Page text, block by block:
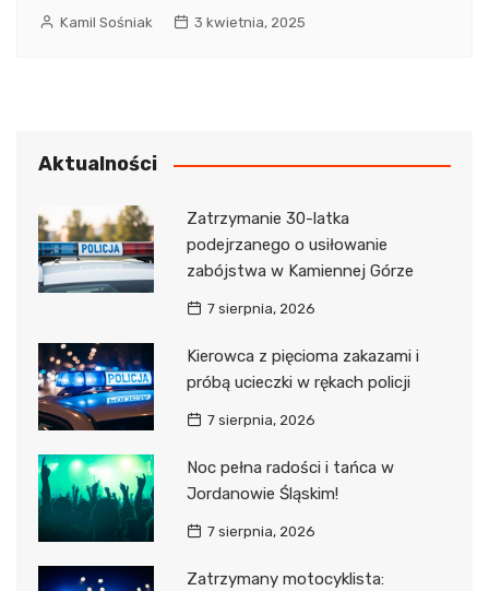
Kamil Sośniak 3 kwietnia, 2025
Aktualności
Zatrzymanie 30-latka
podejrzanego o usiłowanie
zabójstwa w Kamiennej Górze
7 sierpnia, 2026
Kierowca z pięcioma zakazami i
próbą ucieczki w rękach policji
7 sierpnia, 2026
Noc pełna radości i tańca w
Jordanowie Śląskim!
7 sierpnia, 2026
Zatrzymany motocyklista: